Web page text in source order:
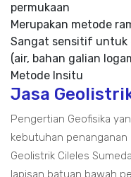
permukaan
Merupakan metode
Sangat sensitif untuk
(air, bahan galian
Metode Insitu
Jasa
Pengertian Geofisika
kebutuhan
Geolistrik Cileles
lapisan batuan bawah